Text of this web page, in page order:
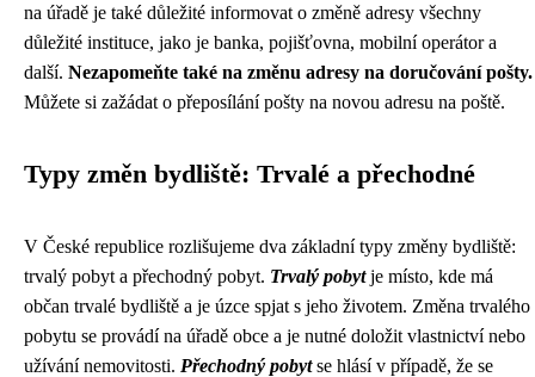
na úřadě je také důležité informovat o změně adresy všechny
důležité instituce, jako je banka, pojišťovna, mobilní operátor a
další. Nezapomeňte také na změnu adresy na doručování pošty.
Můžete si zažádat o přeposílání pošty na novou adresu na poště.
Typy změn bydliště: Trvalé a přechodné
V České republice rozlišujeme dva základní typy změny bydliště:
trvalý pobyt a přechodný pobyt. Trvalý pobytje místo, kde má
občan trvalé bydliště a je úzce spjat s jeho životem. Změna trvalého
pobytu se provádí na úřadě obce a je nutné doložit vlastnictví nebo
užívání nemovitosti. Přechodný pobytse hlásí v případě, že se